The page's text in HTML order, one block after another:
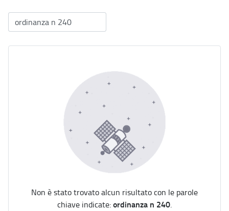
Non è stato trovato alcun risultato con le parole
chiave indicate:ordinanza n 240.